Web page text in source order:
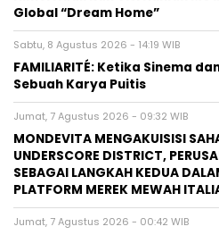
Global “Dream Home”
Sabtu, 8 Agustus 2026 - 14:19 WIB
FAMILIARITÉ: Ketika Sinema
Sebuah Karya Puitis
Jumat, 7 Agustus 2026 - 09:32 WIB
MONDEVITA MENGAKUISISI
UNDERSCORE DISTRICT,
SEBAGAI LANGKAH KEDUA
PLATFORM MEREK MEWAH
Jumat, 7 Agustus 2026 - 00:42 WIB